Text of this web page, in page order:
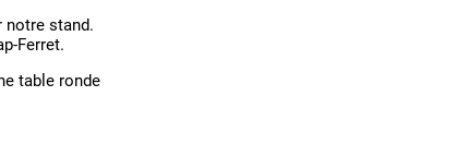
notre stand.
Ferret.
table ronde